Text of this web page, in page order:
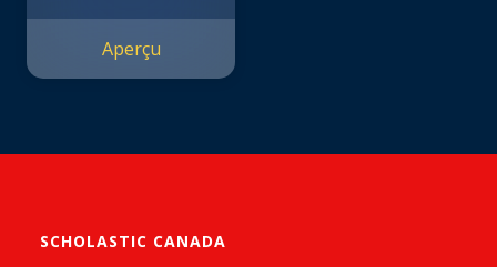
Aperçu
SCHOLASTIC CANADA